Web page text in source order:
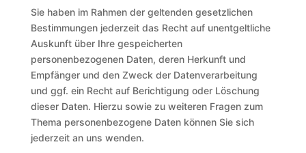
Sie haben im Rahmen der geltenden gesetzlichen
Bestimmungen jederzeit das Recht auf unentgeltliche
Auskunft über Ihre gespeicherten
personenbezogenen Daten, deren Herkunft und
Empfänger und den Zweck der Datenverarbeitung
und ggf. ein Recht auf Berichtigung oder Löschung
dieser Daten. Hierzu sowie zu weiteren Fragen zum
Thema personenbezogene Daten können Sie sich
jederzeit an uns wenden.